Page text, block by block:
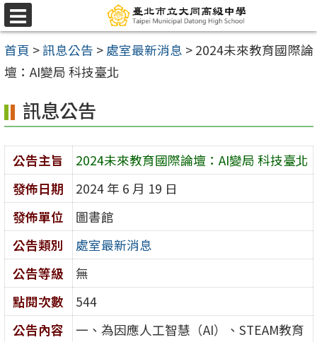
跳
至
主
要
容
區
選
單
首頁 >訊息公告 > 處室最新消息 > 2024未來教育國際論
壇：AI變局 科技臺北
訊息公告
公告主旨
2024未來教育國際論壇：AI變局 科技臺北
發佈日期
2024 年 6 月 19 日
發佈單位
圖書館
公告類別
處室最新消息
公告等級
無
點閱次數
544
公告內容
一、為因應人工智慧（AI）、STEAM教育